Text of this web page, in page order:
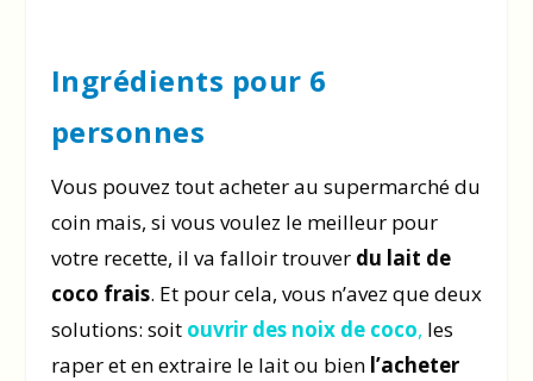
Ingrédients pour 6
personnes
Vous pouvez tout acheter au supermarché du
coin mais, si vous voulez le meilleur pour
votre recette, il va falloir trouver du lait de
coco frais. Et pour cela, vous n’avez que deux
solutions: soit ouvrir des noix de coco, les
raper et en extraire le lait ou bien l’acheter